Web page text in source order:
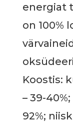
energiat
on 100%
Koostis:
– 39-
92%;